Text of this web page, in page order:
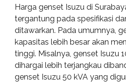
Harga genset Isuzu di
tergantung pada spesifikasi
ditawarkan. Pada umumnya,
kapasitas lebih besar akan
tinggi. Misalnya, genset Isuzu
dihargai lebih terjangkau
genset Isuzu 50 kVA yang